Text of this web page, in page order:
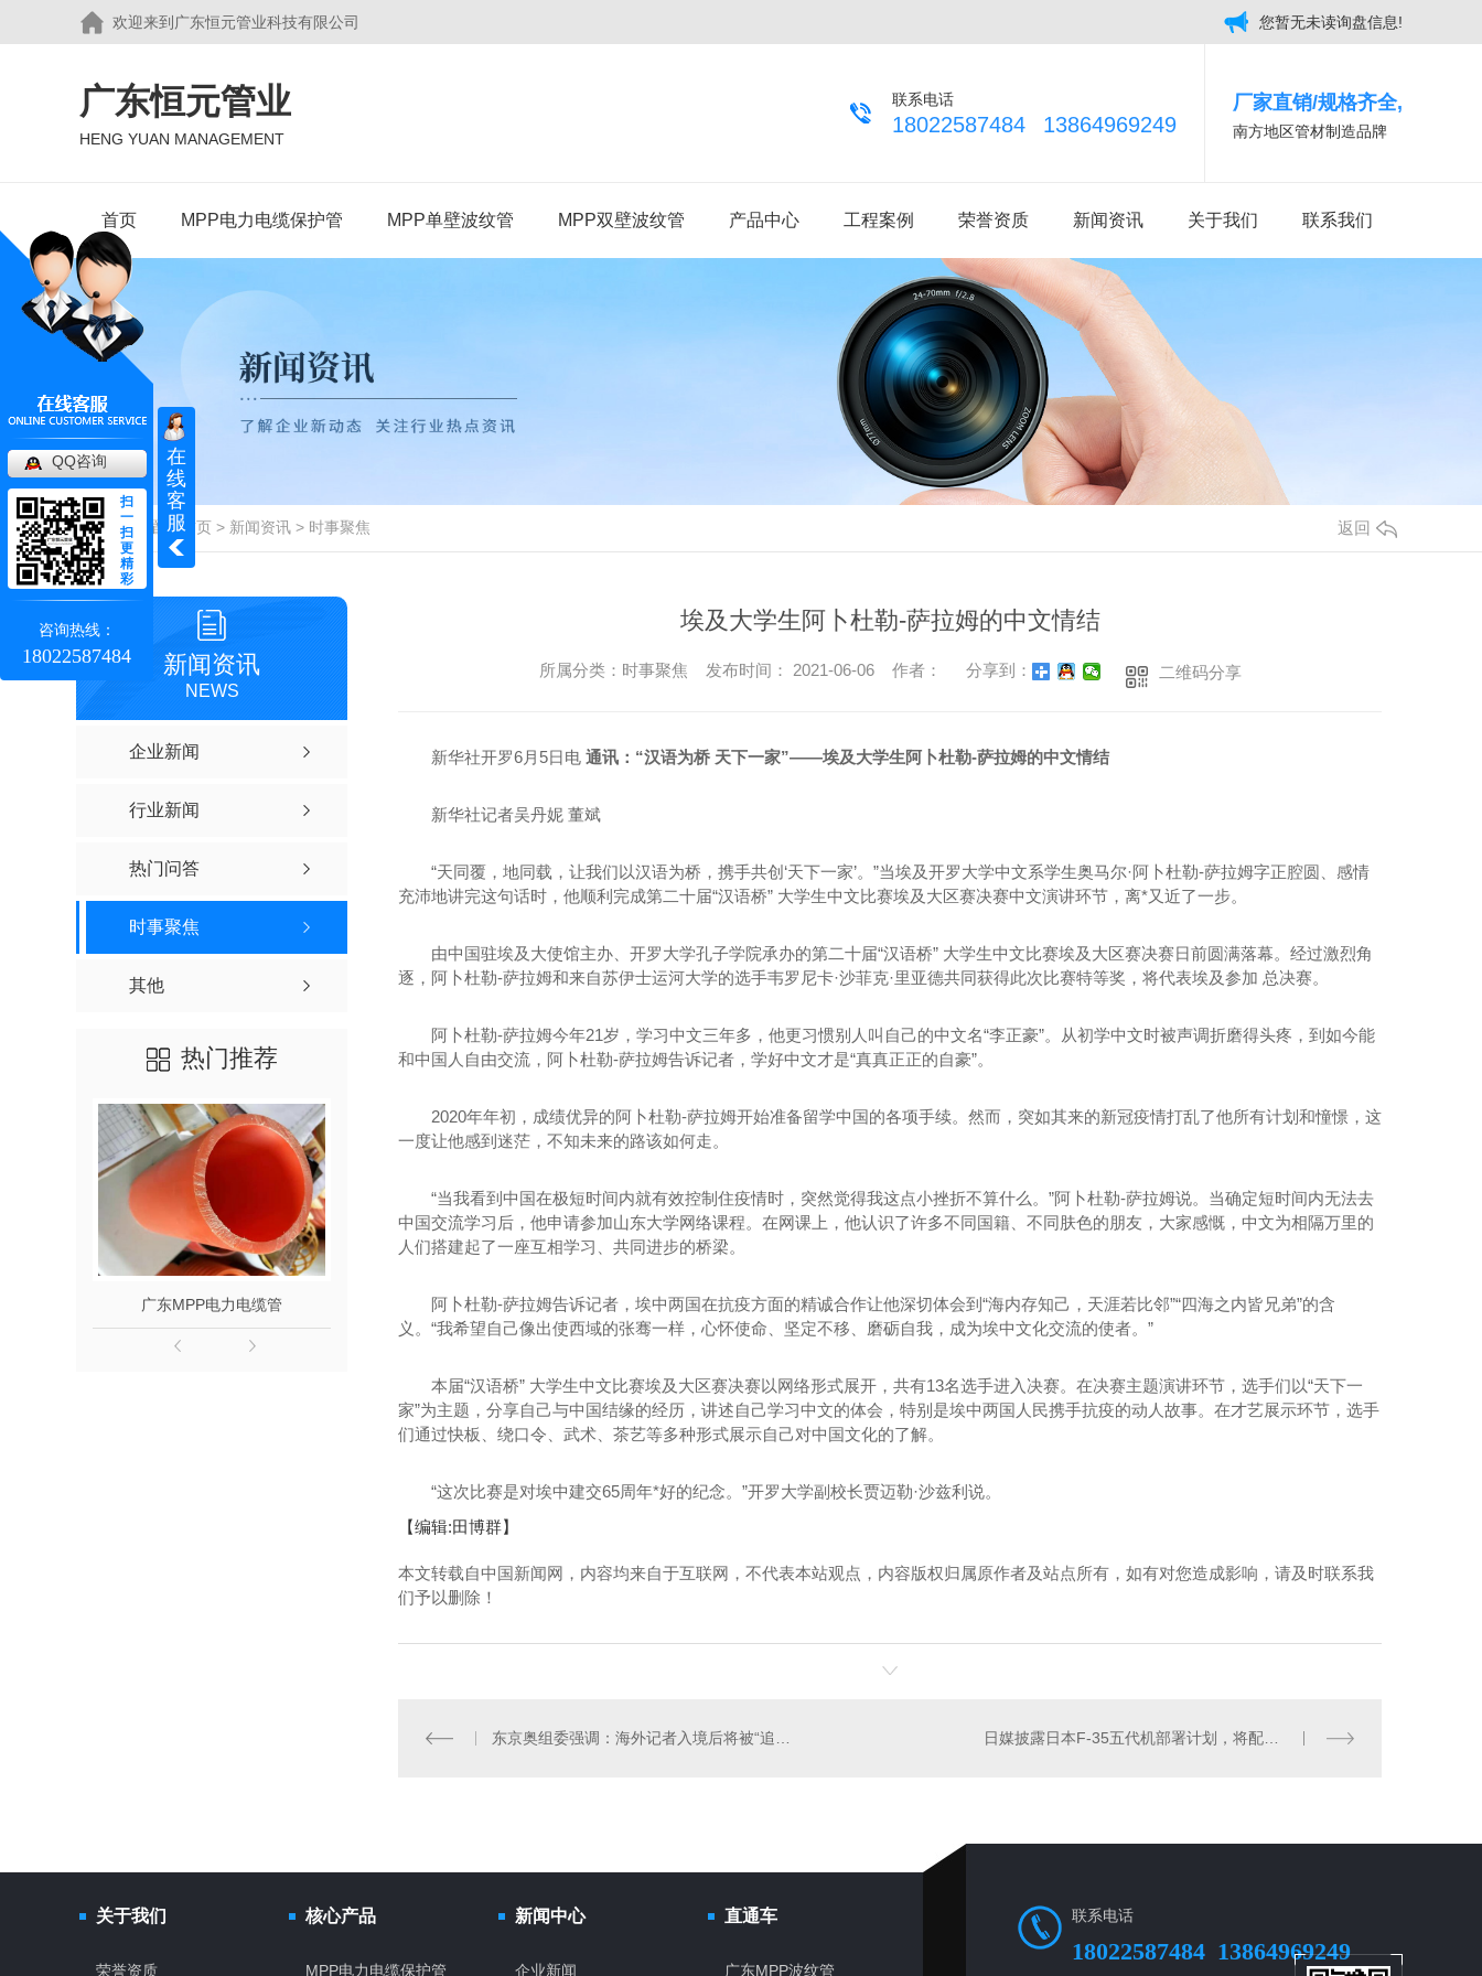
欢迎来到广东恒元管业科技有限公司 您暂无未读询盘信息!
广东恒元管业
HENG YUAN MANAGEMENT
联系电话
18022587484 13864969249
厂家直销/规格齐全,
南方地区管材制造品牌
首页 MPP电力电缆保护管 MPP单壁波纹管 MPP双壁波纹管 产品中心
MPP电力电缆管销售
MPP高性能电力电缆保护管
广东MPP电力电缆管厂家
MPP单壁波纹管
广东MPP波纹管
MPP双壁波纹管
MPP双壁波纹管批发
改性聚丙烯（IFB）MPP双壁波纹管
HDPE电力电缆管销售
埋地式高压电力电缆保护管
RMDP（CPVC）埋地式高压电力电缆保护管
HDPE电力管 MPP方型波纹管
玻璃钢电力电缆保护管
工程案例 荣誉资质 新闻资讯
企业新闻
热门问答
时事聚焦
其他
关于我们
工厂风貌
仓库一角
联系我们
当前位置：首页 > 新闻资讯 > 时事聚焦 返回
新闻资讯
NEWS
企业新闻
行业新闻
热门问答
时事聚焦
其他
热门推荐
广东MPP电力电缆管 广东MPP波纹管加工 广东电缆管厂家 广东MPP波纹管批发 广东MPP电力电缆管
埃及大学生阿卜杜勒-萨拉姆的中文情结
所属分类：时事聚焦 发布时间： 2021-06-06 作者： 分享到： 二维码分享
新华社开罗6月5日电通讯：“汉语为桥 天下一家”——埃及大学生阿卜杜勒-萨拉姆的中文情结
新华社记者吴丹妮 董斌
“天同覆，地同载，让我们以汉语为桥，携手共创‘天下一家’。”当埃及开罗大学中文系学生奥马尔·阿卜杜勒-萨拉姆字正腔圆、感情
充沛地讲完这句话时，他顺利完成第二十届“汉语桥” 大学生中文比赛埃及大区赛决赛中文演讲环节，离*又近了一步。
由中国驻埃及大使馆主办、开罗大学孔子学院承办的第二十届“汉语桥” 大学生中文比赛埃及大区赛决赛日前圆满落幕。经过激烈角
逐，阿卜杜勒-萨拉姆和来自苏伊士运河大学的选手韦罗尼卡·沙菲克·里亚德共同获得此次比赛特等奖，将代表埃及参加 总决赛。
阿卜杜勒-萨拉姆今年21岁，学习中文三年多，他更习惯别人叫自己的中文名“李正豪”。从初学中文时被声调折磨得头疼，到如今能
和中国人自由交流，阿卜杜勒-萨拉姆告诉记者，学好中文才是“真真正正的自豪”。
2020年年初，成绩优异的阿卜杜勒-萨拉姆开始准备留学中国的各项手续。然而，突如其来的新冠疫情打乱了他所有计划和憧憬，这
一度让他感到迷茫，不知未来的路该如何走。
“当我看到中国在极短时间内就有效控制住疫情时，突然觉得我这点小挫折不算什么。”阿卜杜勒-萨拉姆说。当确定短时间内无法去
中国交流学习后，他申请参加山东大学网络课程。在网课上，他认识了许多不同国籍、不同肤色的朋友，大家感慨，中文为相隔万里的
人们搭建起了一座互相学习、共同进步的桥梁。
阿卜杜勒-萨拉姆告诉记者，埃中两国在抗疫方面的精诚合作让他深切体会到“海内存知己，天涯若比邻”“四海之内皆兄弟”的含
义。“我希望自己像出使西域的张骞一样，心怀使命、坚定不移、磨砺自我，成为埃中文化交流的使者。”
本届“汉语桥” 大学生中文比赛埃及大区赛决赛以网络形式展开，共有13名选手进入决赛。在决赛主题演讲环节，选手们以“天下一
家”为主题，分享自己与中国结缘的经历，讲述自己学习中文的体会，特别是埃中两国人民携手抗疫的动人故事。在才艺展示环节，选手
们通过快板、绕口令、武术、茶艺等多种形式展示自己对中国文化的了解。
“这次比赛是对埃中建交65周年*好的纪念。”开罗大学副校长贾迈勒·沙兹利说。
【编辑:田博群】
本文转载自中国新闻网，内容均来自于互联网，不代表本站观点，内容版权归属原作者及站点所有，如有对您造成影响，请及时联系我
们予以删除！
东京奥组委强调：海外记者入境后将被“追踪” 违反防疫规定后果严重 日媒披露日本F-35五代机部署计划，将配发给临海部队“应对中俄”
关于我们
荣誉资质
核心产品
MPP电力电缆保护管
新闻中心
企业新闻
直通车
广东MPP波纹管
联系电话
18022587484 13864969249
在
线
客
服
QQ咨询
扫
一
扫
更
精
彩
咨询热线：
18022587484